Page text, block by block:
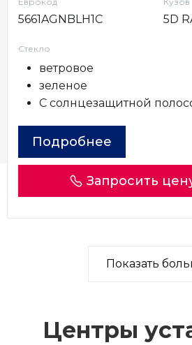
5661AGNBLH1C 5D
Стекло
ветровое
зеленое
С солнцезащитной
Подробнее
Запросить
Показать
Центры